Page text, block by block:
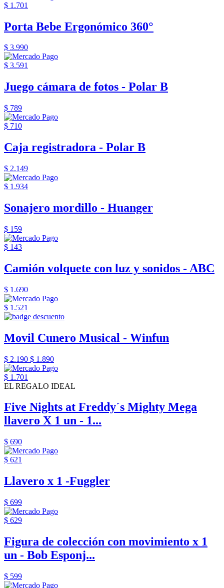
$ 1.701
Porta Bebe Ergonómico 360°
$ 3.990
$ 3.591
Juego cámara de fotos - Polar B
$ 789
$ 710
Caja registradora - Polar B
$ 2.149
$ 1.934
Sonajero mordillo - Huanger
$ 159
$ 143
Camión volquete con luz y sonidos - ABC
$ 1.690
$ 1.521
Movil Cunero Musical - Winfun
$ 2.190 $ 1.890
$ 1.701
EL REGALO IDEAL
Five Nights at Freddy´s Mighty Mega
llavero X 1 un - 1...
$ 690
$ 621
Llavero x 1 -Fuggler
$ 699
$ 629
Figura de colección con movimiento x 1
un - Bob Esponj...
$ 599